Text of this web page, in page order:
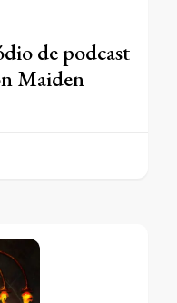
de podcast
Maiden